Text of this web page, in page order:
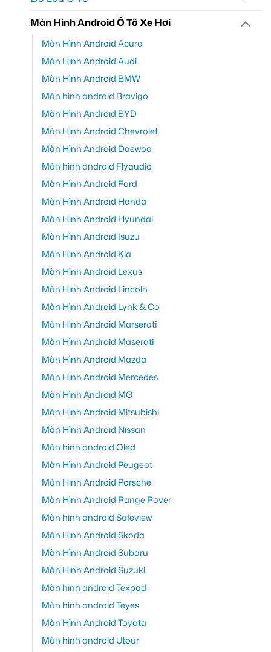
Màn Hình Android Ô Tô Xe Hơi
Màn Hình Android Acura
Màn Hình Android Audi
Màn Hình Android BMW
Màn hình android Bravigo
Màn Hình Android BYD
Màn Hình Android Chevrolet
Màn Hình Android Daewoo
Màn hình android Flyaudio
Màn Hình Android Ford
Màn Hình Android Honda
Màn Hình Android Hyundai
Màn Hình Android Isuzu
Màn Hình Android Kia
Màn Hình Android Lexus
Màn Hình Android Lincoln
Màn Hình Android Lynk & Co
Màn Hình Android Marserati
Màn Hình Android Maserati
Màn Hình Android Mazda
Màn Hình Android Mercedes
Màn Hình Android MG
Màn Hình Android Mitsubishi
Màn Hình Android Nissan
Màn hình android Oled
Màn Hình Android Peugeot
Màn Hình Android Porsche
Màn Hình Android Range Rover
Màn hình android Safeview
Màn Hình Android Skoda
Màn Hình Android Subaru
Màn Hình Android Suzuki
Màn hình android Texpad
Màn hình android Teyes
Màn Hình Android Toyota
Màn hình android Utour